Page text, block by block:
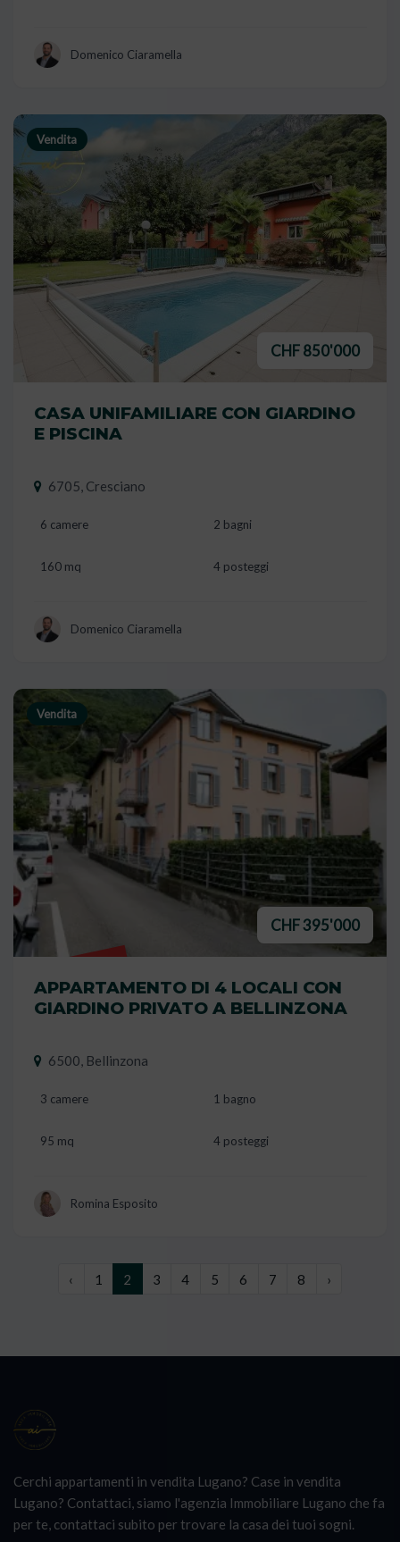
Domenico Ciaramella
Vendita
CHF 850'000
CASA UNIFAMILIARE CON GIARDINO
E PISCINA
6705, Cresciano
6 camere 2 bagni
160 mq 4 posteggi
Domenico Ciaramella
Vendita
CHF 395'000
APPARTAMENTO DI 4 LOCALI CON
GIARDINO PRIVATO A BELLINZONA
6500, Bellinzona
3 camere 1 bagno
95 mq 4 posteggi
Romina Esposito
‹ 1 2 3 4 5 6 7 8 ›
Cerchi appartamenti in vendita Lugano? Case in vendita
Lugano? Contattaci, siamo l'agenzia Immobiliare Lugano che fa
per te, contattaci subito per trovare la casa dei tuoi sogni.